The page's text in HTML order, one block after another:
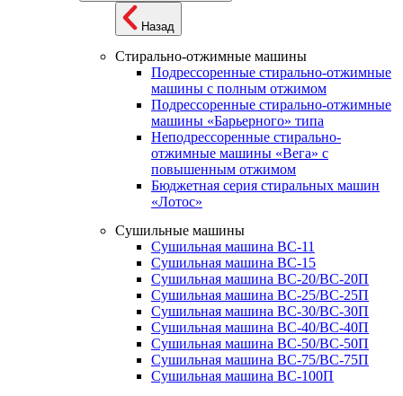
Назад
Стирально-отжимные машины
Подрессоренные стирально-отжимные
машины с полным отжимом
Подрессоренные стирально-отжимные
машины «Барьерного» типа
Неподрессоренные стирально-
отжимные машины «Вега» с
повышенным отжимом
Бюджетная серия стиральных машин
«Лотос»
Сушильные машины
Сушильная машина ВС-11
Сушильная машина ВС-15
Сушильная машина ВС-20/ВС-20П
Сушильная машина ВС-25/ВС-25П
Сушильная машина ВС-30/ВС-30П
Сушильная машина ВС-40/ВС-40П
Сушильная машина ВС-50/ВС-50П
Сушильная машина ВС-75/ВС-75П
Сушильная машина ВС-100П